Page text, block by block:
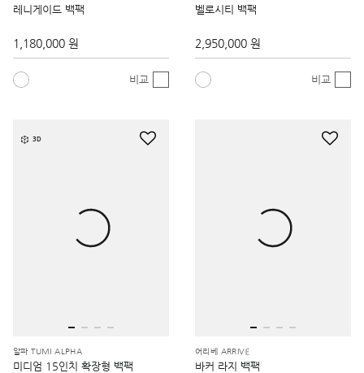
레니게이드 백팩
1,180,000 원
비교
벨로시티 백팩
2,950,000 원
비교
3D
알파 TUMI ALPHA
미디엄 15인치 확장형 백팩
어리베 ARRIVÉ
바커 라지 백팩